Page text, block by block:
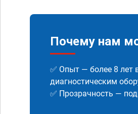
Почему нам
✅ Опыт — более 8 лет
диагностическим
✅ Прозрачность —